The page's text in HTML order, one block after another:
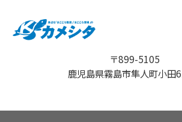
〒899-5105
鹿児島県霧島市隼人町小田